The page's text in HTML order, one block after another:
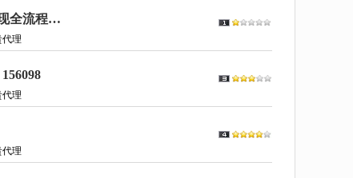
不用养猫不用出镜，豆包AI萌宠剧7天起号，小白也能日入2张+，涨粉+变现全流程讲解 156018
代理
代理
代理